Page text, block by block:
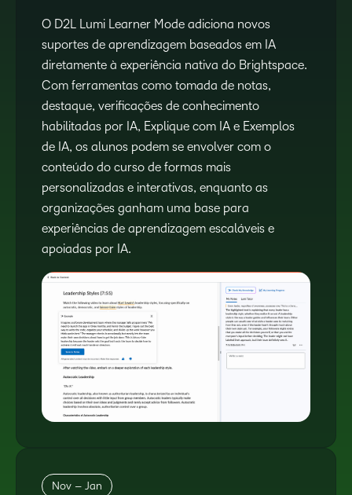
O D2L Lumi Learner Mode adiciona novos
suportes de aprendizagem baseados em IA
diretamente à experiência nativa do Brightspace.
Com ferramentas como tomada de notas,
destaque, verificações de conhecimento
habilitadas por IA, Explique com IA e Exemplos
de IA, os alunos podem se envolver com o
conteúdo do curso de formas mais
personalizadas e interativas, enquanto as
organizações ganham uma base para
experiências de aprendizagem escaláveis e
apoiadas por IA.
Nov – Jan